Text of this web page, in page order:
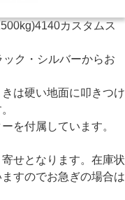
カスタムス
ク・シルバーからお
は硬い地面に叩きつけ
を付属しています。
せとなります。在庫状
すのでお急ぎの場合は